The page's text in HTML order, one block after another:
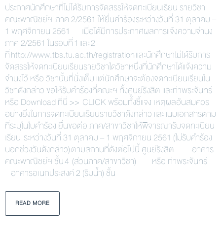
ประกาศนักศึกษาที่ไม่ได้รับการจัดสรรให้จดทะเบียนเรียน รายวิชา
คณะพาณิชย์ฯ ภาค 2/2561 ให้ยื่นคำร้องระหว่างวันที่ 31 ตุลาคม –
1 พฤศจิกายน 2561 เมื่อได้มีการประกาศผลการแจ้งความจำนง
ภาค 2/2561 ในรอบที่ 1 และ 2
ที่ http://www.tbs.tu.ac.th/registration และนักศึกษาไม่ได้รับการ
จัดสรรให้จดทะเบียนเรียนรายวิชาใดวิชาหนึ่งที่นักศึกษาได้แจ้งความ
จำนงไว้ หรือ วิชานั้นที่นั่งเต็ม แต่นักศึกษาจะต้องจดทะเบียนเรียนใน
วิชาดังกล่าว ขอให้รับคำร้องที่คณะฯ ทั้งศูนย์รังสิต และท่าพระจันทร์
หรือ Download ที่นี่ >> CLICK พร้อมทั้งชี้แจง เหตุผลอันสมควร
อย่างยิ่งในการจดทะเบียนเรียนรายวิชาดังกล่าว และแนบเอกสารตาม
ที่ระบุในใบคำร้อง ยื่นขอต่อ ภาค/สาขาวิชาให้พิจารณารับจดทะเบียน
เรียน ระหว่างวันที่ 31 ตุลาคม – 1 พฤศจิกายน 2561 (ไม่รับคำร้อง
นอกช่วงวันดังกล่าว) ตามสถานที่ดังต่อไปนี้ ศูนย์รังสิต อาคาร
คณะพาณิชย์ฯ ชั้น 4 (ส่วนภาค/สาขาวิชา) หรือ ท่าพระจันทร์
อาคารอเนกประสงค์ 2 (ริมน้ำ) ชั้น
READ MORE